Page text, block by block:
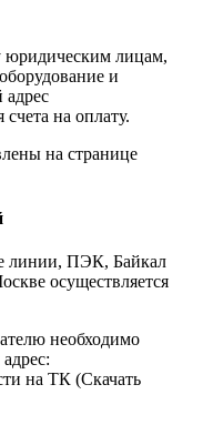
юридическим лицам,
и
на оплату.
на странице
линии, ПЭК, Байкал
осуществляется
необходимо
на ТК (Скачать